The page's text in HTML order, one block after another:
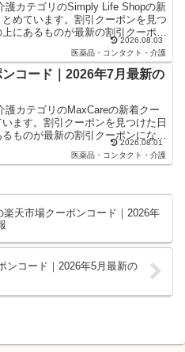
護カテゴリのSimply Life Shopの新
めています。割引クーポンを見つ
にあるものが最新の割引クーポン
2026.08.03
医薬品・コンタクト・介護
コード｜2026年7月最新の
カテゴリのMaxCareの新着クー
ます。割引クーポンを見つけた日
ものが最新の割引クーポンになり
2026.08.01
医薬品・コンタクト・介護
天市場クーポンコード｜2026年
ンコード｜2026年5月最新の